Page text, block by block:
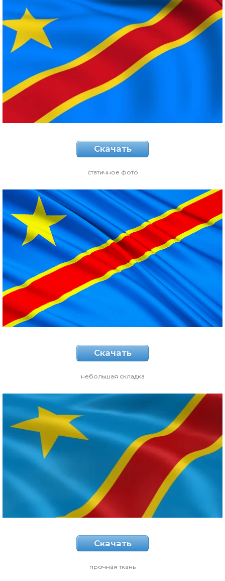
Скачать
статичное фото
Скачать
небольшая складка
Скачать
прочная ткань